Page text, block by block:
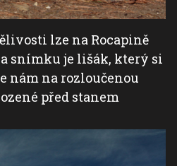
lze na Rocapině
snímku je lišák, který si
nám na rozloučenou
před stanem